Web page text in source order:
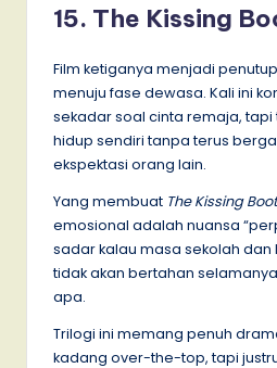
15. The Kissing
Film ketiganya menjadi
menuju fase dewasa. Kali ini
sekadar soal cinta remaja,
hidup sendiri tanpa terus
ekspektasi orang lain.
Yang membuat The Kissing
emosional adalah nuansa
sadar kalau masa sekolah dan
tidak akan bertahan
apa.
Trilogi ini memang penuh
kadang over-the-top, tapi